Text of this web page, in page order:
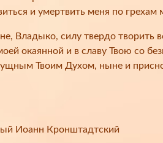
и умертвить меня по грехам
Владыко, силу твердо творить
окаянной и в славу Твою со
Твоим Духом, ныне и присно
Иоанн Кронштадтский